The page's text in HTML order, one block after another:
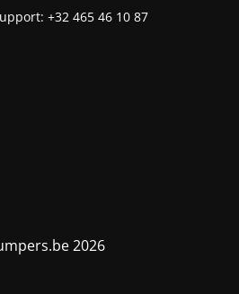
+32 465 46 10 87
2026